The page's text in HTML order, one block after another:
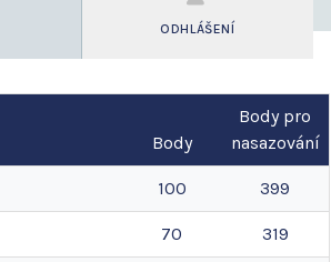
ODHLÁŠENÍ
Body
Body pro
nasazování
100 399
70 319